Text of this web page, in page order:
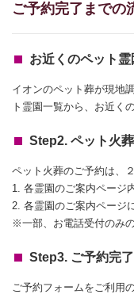
ご予約完了までの
お近くのペット
イオンのペット葬が現地
ト霊園一覧から、お近く
Step2. ペット火
ペット火葬のご予約は、
1. 各霊園のご案内ページ
2. 各霊園のご案内ページ
※一部、お電話受付のみ
Step3. ご予約完了
ご予約フォームをご利用